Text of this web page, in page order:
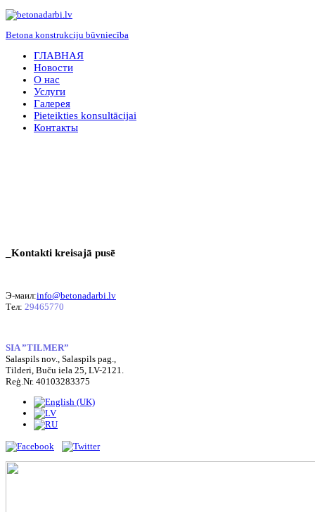
Betona konstrukciju būvniecība
ГЛАВНАЯ
Hовости
О нас
Услуги
Галерея
Pieteikties konsultācijai
Контакты
_Kontakti kreisajā pusē
Э-маил:info@betonadarbi.lv
Tел: 29465770
SIA ”TILMER”
Salaspils nov., Salaspils pag.,
Tilderi, Buču iela 25, LV-2121.
Reģ.Nr. 40103283375